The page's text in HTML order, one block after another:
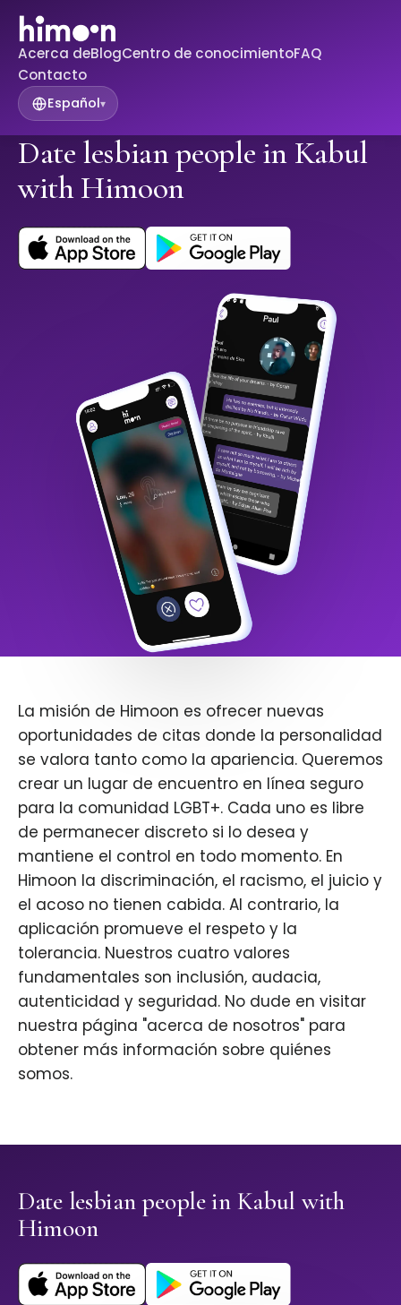
Acerca deBlogCentro de conocimientoFAQ
Contacto
Español▾
Date lesbian people in Kabul
with Himoon
La misión de Himoon es ofrecer nuevas
oportunidades de citas donde la personalidad
se valora tanto como la apariencia. Queremos
crear un lugar de encuentro en línea seguro
para la comunidad LGBT+. Cada uno es libre
de permanecer discreto si lo desea y
mantiene el control en todo momento. En
Himoon la discriminación, el racismo, el juicio y
el acoso no tienen cabida. Al contrario, la
aplicación promueve el respeto y la
tolerancia. Nuestros cuatro valores
fundamentales son inclusión, audacia,
autenticidad y seguridad. No dude en visitar
nuestra página "acerca de nosotros" para
obtener más información sobre quiénes
somos.
Date lesbian people in Kabul with
Himoon